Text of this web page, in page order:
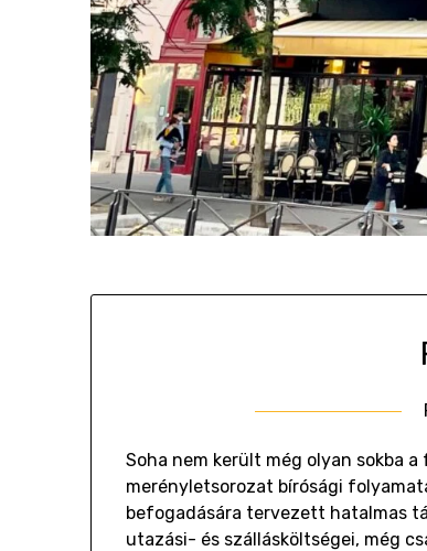
Soha nem került még olyan sokba
merényletsorozat bírósági
befogadására tervezett hatalmas
utazási- és szállásköltségei, még